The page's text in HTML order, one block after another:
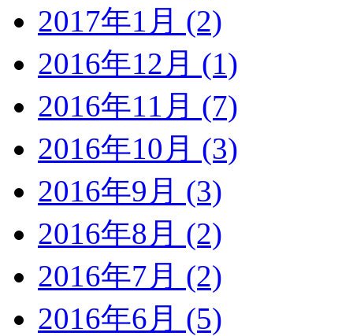
2017年1月 (2)
2016年12月 (1)
2016年11月 (7)
2016年10月 (3)
2016年9月 (3)
2016年8月 (2)
2016年7月 (2)
2016年6月 (5)